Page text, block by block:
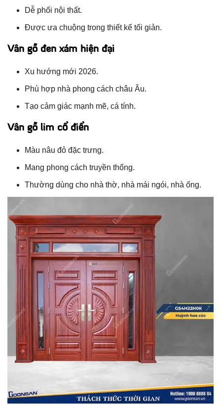
Dễ phối nội thất.
Được ưa chuộng trong thiết kế tối giản.
Vân gỗ đen xám hiện đại
Xu hướng mới 2026.
Phù hợp nhà phong cách châu Âu.
Tạo cảm giác mạnh mẽ, cá tính.
Vân gỗ lim cổ điển
Màu nâu đỏ đặc trưng.
Mang phong cách truyền thống.
Thường dùng cho nhà thờ, nhà mái ngói, nhà ống.